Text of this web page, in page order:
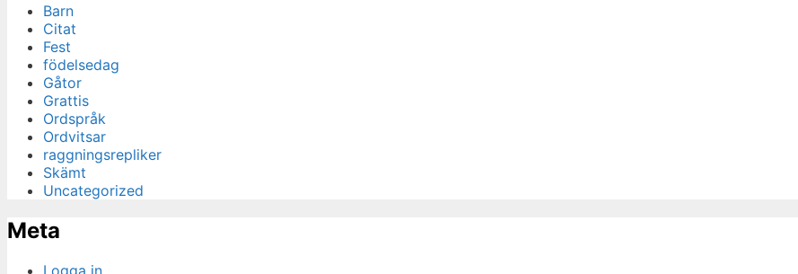
Barn
Citat
Fest
födelsedag
Gåtor
Grattis
Ordspråk
Ordvitsar
raggningsrepliker
Skämt
Uncategorized
Meta
Logga in